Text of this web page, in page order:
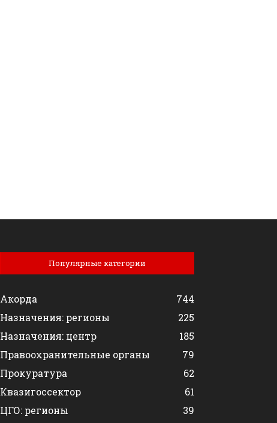
Популярные категории
Акорда
744
Назначения: регионы
225
Назначения: центр
185
Правоохранительные органы
79
Прокуратура
62
Квазигоссектор
61
ЦГО: регионы
39